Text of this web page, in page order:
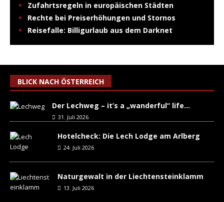
Zufahrtsregeln in europäischen Städten
Rechte bei Preiserhöhungen und Stornos
Reisefalle: Billigurlaub aus dem Darknet
BLICK NACH ÖSTERREICH
Der Lechweg – it’s a „wanderful“ life…
31. Juli 2026
Hotelcheck: Die Lech Lodge am Arlberg
24. Juli 2026
Naturgewalt in der Liechtensteinklamm
13. Juli 2026